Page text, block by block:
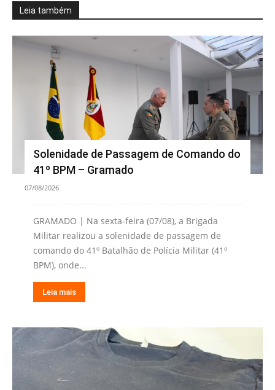
Leia também
Solenidade de Passagem de Comando do
41º BPM – Gramado
07/08/2026
GRAMADO | Na sexta-feira (07/08), a Brigada
Militar realizou a solenidade de passagem de
comando do 41º Batalhão de Polícia Militar (41º
BPM), onde...
Leia mais